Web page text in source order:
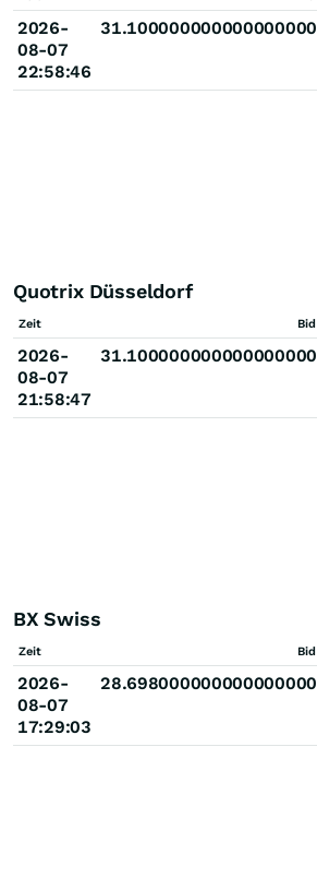
2026-
08-07
22:58:46
31.100000000000000000
Quotrix Düsseldorf
Zeit Bid
2026-
08-07
21:58:47
31.100000000000000000
BX Swiss
Zeit Bid
2026-
08-07
17:29:03
28.698000000000000000